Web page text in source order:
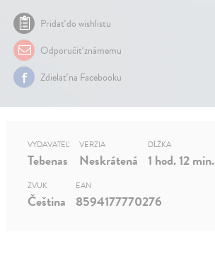
Pridať do wishlistu
Odporučiť známemu
Zdielať na Facebooku
VYDAVATEĽ
Tebenas
VERZIA
Neskrátená
DĹŽKA
1 hod. 12 min.
ZVUK
Čeština
EAN
8594177770276